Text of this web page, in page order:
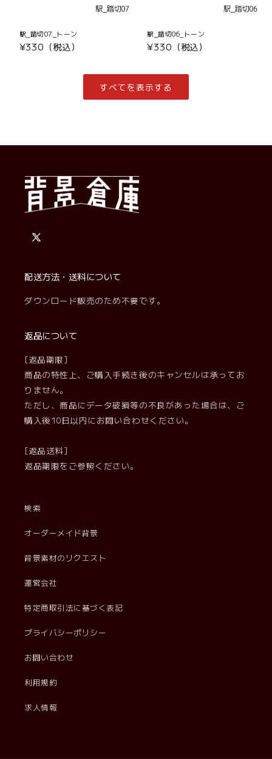
駅_踏切07_トーン
通
¥330（税込）
駅_踏切06_トーン
通
価
格
¥330（税込）
すべてを表示する
X
配送方法・送料について
ダウンロード販売のため不要です。
返品について
[返品期限]
商品の特性上、ご購入手続き後のキャンセルは承ってお
りません。
ただし、商品にデータ破損等の不良があった場合は、ご
購入後10日以内にお問い合わせください。
[返品送料]
返品期限をご参照ください。
検索
オーダーメイド背景
背景素材のリクエスト
運営会社
特定商取引法に基づく表記
プライバシーポリシー
お問い合わせ
利用規約
求人情報